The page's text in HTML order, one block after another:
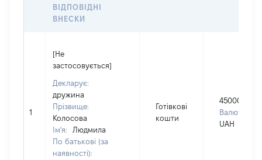
ВІДПОВІДНІ
ВНЕСКИ
1
[Не
застосовується]
Декларує:
дружина
Прізвище:
Колосова
Ім'я:
Людмила
По батькові (за
наявності):
Готівкові
кошти
450000
Валюта:
UAH